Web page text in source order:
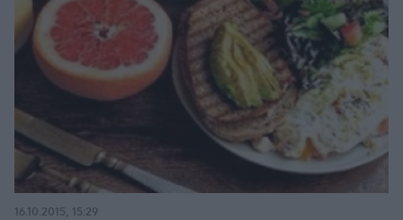
16.10.2015, 15:29